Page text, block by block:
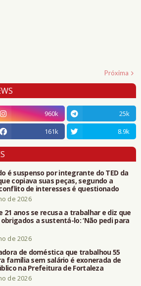
Próxima
960k
25k
161k 8.9k
é suspenso por integrante do TED da
copiava suas peças, segundo a
de interesses é questionado
de 2026
21 anos se recusa a trabalhar e diz que
a sustentá-lo: ‘Não pedi para
de 2026
de doméstica que trabalhou 55
família sem salário é exonerada de
na Prefeitura de Fortaleza
de 2026